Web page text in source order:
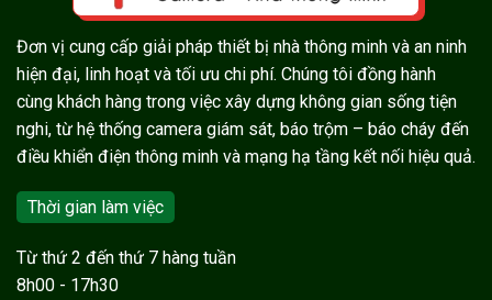
Đơn vị cung cấp giải pháp thiết bị nhà thông minh và an ninh
hiện đại, linh hoạt và tối ưu chi phí. Chúng tôi đồng hành
cùng khách hàng trong việc xây dựng không gian sống tiện
nghi, từ hệ thống camera giám sát, báo trộm – báo cháy đến
điều khiển điện thông minh và mạng hạ tầng kết nối hiệu quả.
Thời gian làm việc
Từ thứ 2 đến thứ 7 hàng tuần
8h00 - 17h30